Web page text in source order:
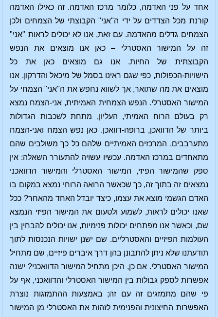
אחד על פני האדמה, כלומר מרכז האדמה. זה כאילו האדמה
קורנת מכל הצדדים על ידי ה"אני" הקבוצתי של הצמחים ולכן
הצמחים גדלים מהאדמה. עם זאת, אנו לא יכולים לראות "אני"
זה על המישור האסטרלי – כאן אנו מוצאים את הנפש
הקבוצתית של החיות. אנו גם מוצאים כאן את כל
הישויות-הכפולות, כפי שגם ראינו בסמל של מיכאל והדרקון. אנו
מוצאים את מה שתואר, אך לשווא נחפש את ה"אני" הצמחי על
המישור האסטרלי. הנפש הצמחית האמיתית, אני-הצמח נמצא
רק בעולם הרוח האמיתי, העליון, מתחת לשכבות הגדולות
ביותר של הדוואכן, ברופה-דוואכן. כאן נפש הצמח ואני-הצמח
מתערבבים. המרכזים האמיתיים שלהם כל כך משולבים שהם
מתאחדים במרכז האדמה. עכשיו עשויה להתעורר השאלה: אין
ספק שהמישור הפיזי, המישור האסטרלי והמישור הדוואכני
נמצאים זה בתוך זה, כך שכאשר הרואה הרוחי נמצא במקום בו
האדם הגשמי מוצא את עצמו, כיצד יובדל האחד מהאחר? ככל
שאנו יכולים לראות, לשמוע ולטעום את המישור הפיזי הנמצא
שם, וכאשר אנו מפתחים יכולות פנימיות, אנו יכולים להבחין בין
העולמות הפיזיים והאסטרליים. שם ישנן ישויות הנכנסות לתוך
תודעתנו שלא ניתן להתבונן בהן דרך איברים פיזיים, שם מתחיל
המישור האסטרלי. אם כן, היכן מתחיל המישור הדוואכני? ישנה
אפשרות לספק גבולות בין המישור האסטרלי והדוואכני, אף על
פי שהם מתמזגים זה עם זה; באמצעות ההתמזגות נוצרת
האפשרות החיצונית והפנימית לזהות את האסטרלי מן המישור